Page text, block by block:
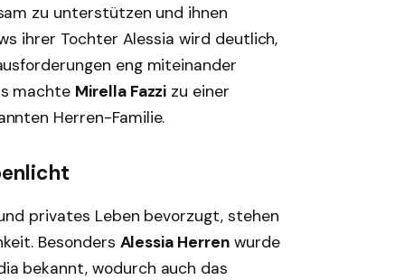
zu unterstützen und ihnen
ihrer Tochter Alessia wird deutlich,
eng miteinander
machte Mirella Fazzi zu einer
Herren-Familie.
privates Leben bevorzugt, stehen
Besonders Alessia Herrenwurde
bekannt, wodurch auch das